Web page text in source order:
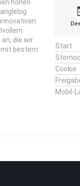
hohen
die wir
bestem
Start
Cookie
Mobil-